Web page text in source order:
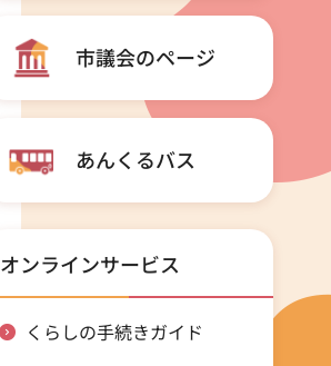
市議会のページ
あんくるバス
オンラインサービス
くらしの手続きガイド